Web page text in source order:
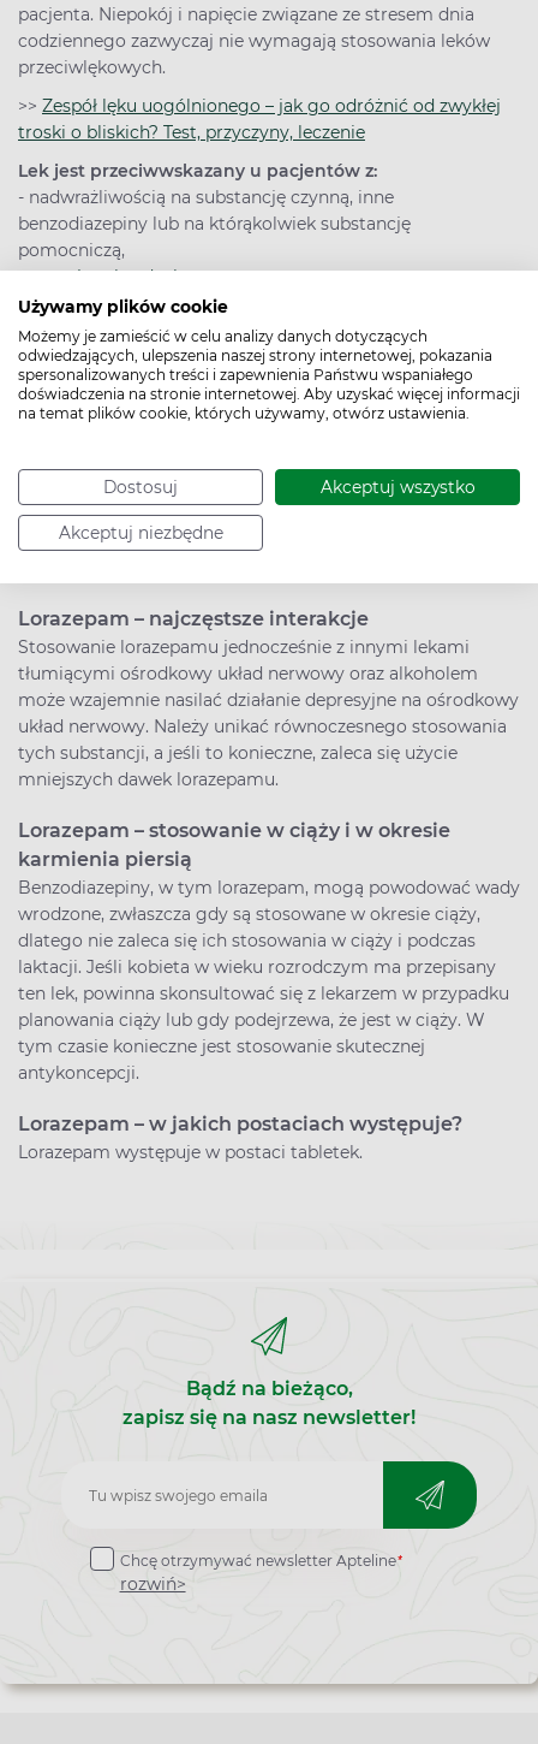
Używamy plików cookie
Możemy je zamieścić w celu analizy danych dotyczących
odwiedzających, ulepszenia naszej strony internetowej, pokazania
spersonalizowanych treści i zapewnienia Państwu wspaniałego
doświadczenia na stronie internetowej. Aby uzyskać więcej informacji
na temat plików cookie, których używamy, otwórz ustawienia.
Dostosuj Akceptuj wszystko
Akceptuj niezbędne
pacjenta. Niepokój i napięcie związane ze stresem dnia
codziennego zazwyczaj nie wymagają stosowania leków
przeciwlękowych.
>> Zespół lęku uogólnionego – jak go odróżnić od zwykłej
troski o bliskich? Test, przyczyny, leczenie
Lek jest przeciwwskazany u pacjentów z:
- nadwrażliwością na substancję czynną, inne
benzodiazepiny lub na którąkolwiek substancję
pomocniczą,
-zespołem bezdechu sennego,
- ciężką niewydolnością oddechową,
- miastenią,
- ciężką niewydolnością wątroby.
Lorazepam – najczęstsze działania niepożądane
nieczęste zmiany apetytu, rzadkie zaburzenia psychiczne
takie jak dezorientacja, depresja, zmiany libido, oraz rzadkie
i częstość nieznane reakcje paradoksalne, takie jak lęk,
Lorazepam – najczęstsze interakcje
Stosowanie lorazepamu jednocześnie z innymi lekami
tłumiącymi ośrodkowy układ nerwowy oraz alkoholem
może wzajemnie nasilać działanie depresyjne na ośrodkowy
układ nerwowy. Należy unikać równoczesnego stosowania
tych substancji, a jeśli to konieczne, zaleca się użycie
mniejszych dawek lorazepamu.
Lorazepam – stosowanie w ciąży i w okresie
karmienia piersią
Benzodiazepiny, w tym lorazepam, mogą powodować wady
wrodzone, zwłaszcza gdy są stosowane w okresie ciąży,
dlatego nie zaleca się ich stosowania w ciąży i podczas
laktacji. Jeśli kobieta w wieku rozrodczym ma przepisany
ten lek, powinna skonsultować się z lekarzem w przypadku
planowania ciąży lub gdy podejrzewa, że jest w ciąży. W
tym czasie konieczne jest stosowanie skutecznej
antykoncepcji.
Lorazepam – w jakich postaciach występuje?
Lorazepam występuje w postaci tabletek.
Bądź na bieżąco,
zapisz się na nasz newsletter!
Zapisz
do
newslettera
Chcę otrzymywać newsletter Apteline*
rozwiń>